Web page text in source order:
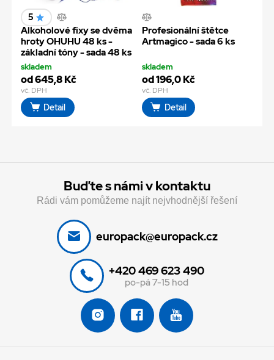
5
Alkoholové fixy se dvěma
hroty OHUHU 48 ks -
základní tóny - sada 48 ks
skladem
od 645,8 Kč
vč. DPH
Detail
Profesionální štětce
Artmagico - sada 6 ks
skladem
od 196,0 Kč
vč. DPH
Detail
Buďte s námi v kontaktu
Rádi vám pomůžeme najít nejvhodnější řešení
europack@europack.cz
+420 469 623 490
po-pá 7-15 hod